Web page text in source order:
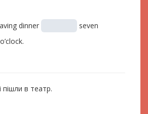
dinner
seven
пішли в театр.